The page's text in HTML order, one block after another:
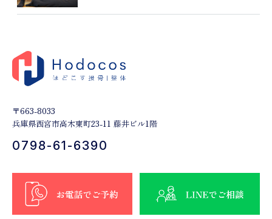
〒663-8033
兵庫県西宮市高木東町23-11 藤井ビル1階
0798-61-6390